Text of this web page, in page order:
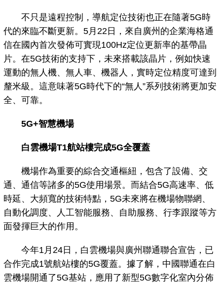
不只是遠程控制，導航定位技術也正在隨著5G時
代的來臨不斷更新。5月22日，來自廣州的企業海格通
信在國內首次發佈可實現100Hz定位更新率的基帶晶
片。在5G技術的支持下，未來搭載該晶片，例如快速
運動的無人機、無人車、機器人，實時定位精度可達到
釐米級。這意味著5G時代下的“無人”系列技術將更加安
全、可靠。
5G+智慧機場
白雲機場T1航站樓完成5G全覆蓋
機場作為重要的綜合交通樞紐，包含了設備、交
通、通信等諸多的5G使用場景。而結合5G高速率、低
時延、大頻寬的技術特點，5G未來將在機場物聯網、
自動化調度、人工智能服務、自助服務、行李跟蹤等方
面發揮巨大的作用。
今年1月24日，白雲機場與廣州聯通聯合宣告，已
合作完成1號航站樓的5G覆蓋。據了解，中國聯通在白
雲機場開通了5G基站，應用了新型5G數字化室內分佈